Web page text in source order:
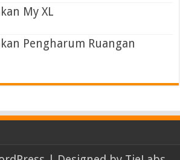
My XL
Pengharum Ruangan